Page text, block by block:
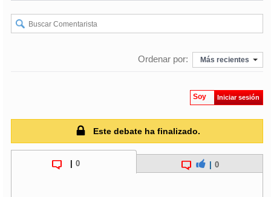
Ordenar por: Más recientes
Soy Iniciar sesión
Este debate ha finalizado.
0 0